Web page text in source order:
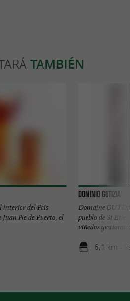
TAMBIÉN
interior del País
Juan Pie de Puerto, el
Dominio Gutizia
Domaine
pueblo de St
viñedos
6,1 km -